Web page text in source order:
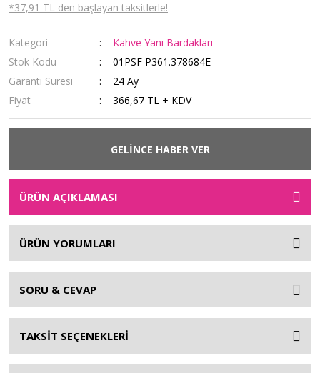
*37,91 TL den başlayan taksitlerle!
Kategori
Kahve Yanı Bardakları
Stok Kodu
01PSF P361.378684E
Garanti Süresi
24 Ay
Fiyat
366,67 TL + KDV
GELİNCE HABER VER
ÜRÜN AÇIKLAMASI
ÜRÜN YORUMLARI
SORU & CEVAP
TAKSİT SEÇENEKLERİ